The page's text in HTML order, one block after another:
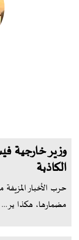
وزير خارجية
الكاذبة
حرب الأخبار
مضمارها، هكذا ير...